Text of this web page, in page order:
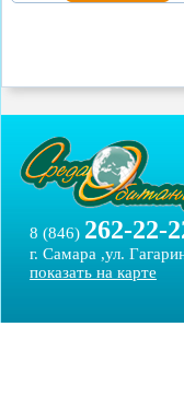
8 (846) 262-22-
г. Самара ,ул.
показать на карте